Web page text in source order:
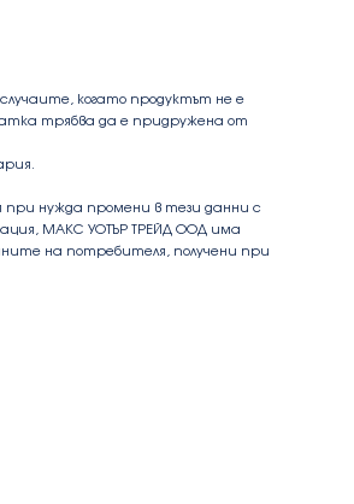
когато продуктът не е
трябва да е придружена от
при нужда промени в тези данни с
МАКС УОТЪР ТРЕЙД ООД има
на потребителя, получени при